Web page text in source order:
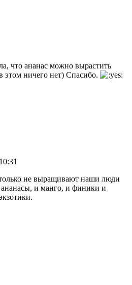
что ананас можно вырастить
ничего нет) Спасибо.
не выращивают наши люди
и манго, и финики и